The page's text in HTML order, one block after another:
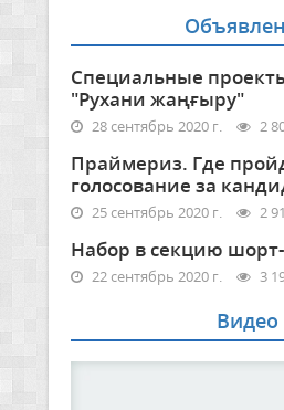
Специальные
"Рухани жаңғыру"
28 сентябрь 2020 г. 2
Праймериз. Где
голосование за
25 сентябрь 2020 г. 2
Набор в секцию
22 сентябрь 2020 г. 3
Видео